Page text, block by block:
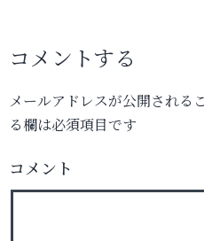
コメントする
メールアドレスが公開される
る欄は必須項目です
コメント